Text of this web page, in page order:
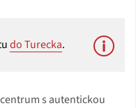
do Turecka.
s autentickou